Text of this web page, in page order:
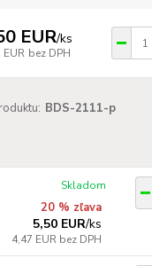
EUR/ks
EUR bez DPH
BDS-2111-p
20 % zľava
5,50 EUR/ks
4,47 EUR bez DPH
Skladom